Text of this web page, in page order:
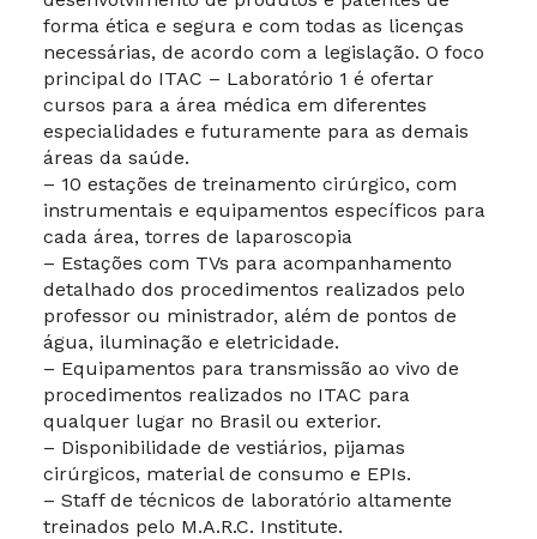
forma ética e segura e com todas as licenças
necessárias, de acordo com a legislação. O foco
principal do ITAC – Laboratório 1 é ofertar
cursos para a área médica em diferentes
especialidades e futuramente para as demais
áreas da saúde.
– 10 estações de treinamento cirúrgico, com
instrumentais e equipamentos específicos para
cada área, torres de laparoscopia
– Estações com TVs para acompanhamento
detalhado dos procedimentos realizados pelo
professor ou ministrador, além de pontos de
água, iluminação e eletricidade.
– Equipamentos para transmissão ao vivo de
procedimentos realizados no ITAC para
qualquer lugar no Brasil ou exterior.
– Disponibilidade de vestiários, pijamas
cirúrgicos, material de consumo e EPIs.
– Staff de técnicos de laboratório altamente
treinados pelo M.A.R.C. Institute.